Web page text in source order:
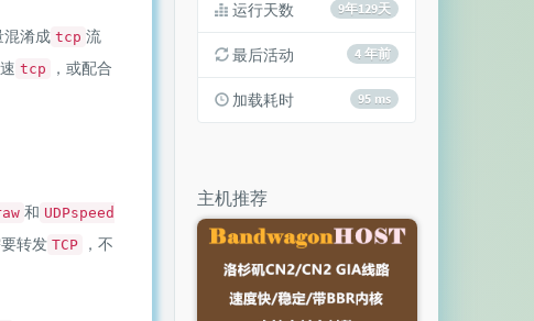
混淆成 tcp 流
tcp ，或配合
和 UDPspeed
转发 TCP
，不
9年129天
运行天数
4 年前
最后活动
95 ms
加载耗时
主机推荐